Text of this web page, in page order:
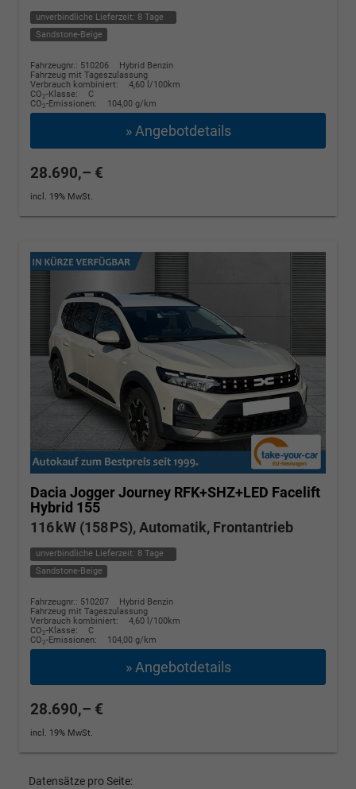
unverbindliche Lieferzeit: 8 Tage
Sandstone-Beige
Fahrzeugnr.: 510206
Hybrid Benzin
Fahrzeug mit Tageszulassung
Verbrauch kombiniert:
4,60 l/100km
CO2-Klasse:
C
CO2-Emissionen: 104,00 g/km
» Angebotdetails
28.690,– €
incl. 19% MwSt.
Dacia JoggerJourney RFK+SHZ+LED Facelift
Hybrid 155
116 kW (158 PS), Automatik, Frontantrieb
unverbindliche Lieferzeit: 8 Tage
Sandstone-Beige
Fahrzeugnr.: 510207
Hybrid Benzin
Fahrzeug mit Tageszulassung
Verbrauch kombiniert:
4,60 l/100km
CO2-Klasse:
C
CO2-Emissionen: 104,00 g/km
» Angebotdetails
28.690,– €
incl. 19% MwSt.
Datensätze pro Seite: